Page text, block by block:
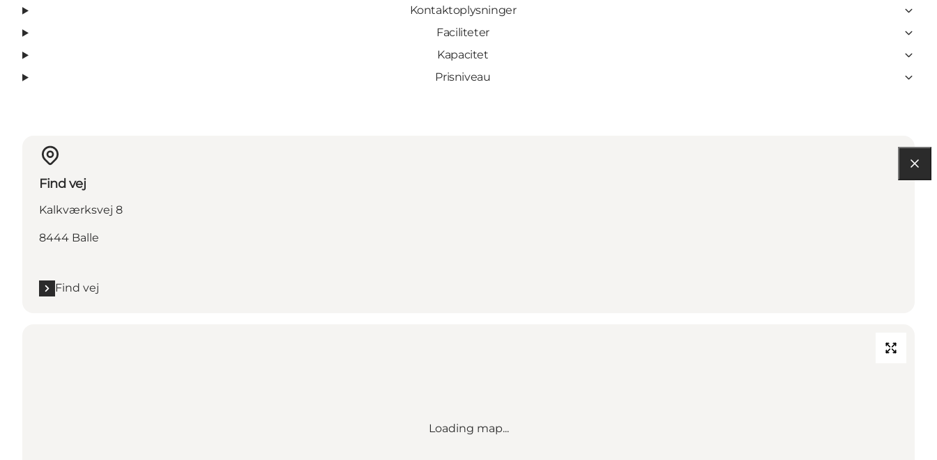
Kontaktoplysninger
Faciliteter
Kapacitet
Prisniveau
Find vej
Kalkværksvej 8
8444 Balle
Find vej
Loading map...